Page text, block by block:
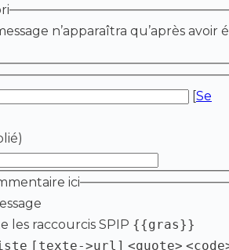
n’apparaîtra qu’après avoir
[Se
ici
les raccourcis SPIP {{gras}}
[texte->url] <quote>